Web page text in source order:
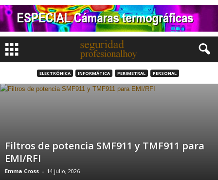
ELECTRÓNICA INFORMÁTICA PERIMETRAL PERSONAL
Filtros de potencia SMF911 y TMF911 para
EMI/RFI
Emma Cross - 14 julio, 2026